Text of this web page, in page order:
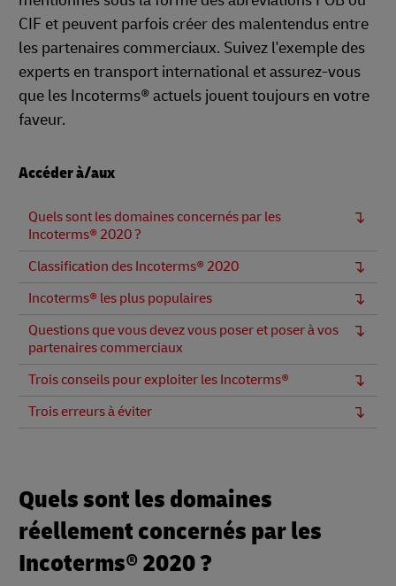
CIF et peuvent parfois créer des malentendus entre
les partenaires commerciaux. Suivez l'exemple des
experts en transport international et assurez-vous
que les Incoterms® actuels jouent toujours en votre
faveur.
Accéder à/aux
Quels sont les domaines concernés par les
Incoterms® 2020 ?
Classification des Incoterms® 2020
Incoterms® les plus populaires
Questions que vous devez vous poser et poser à vos
partenaires commerciaux
Trois conseils pour exploiter les Incoterms®
Trois erreurs à éviter
Quels sont les domaines
réellement concernés par les
Incoterms® 2020 ?